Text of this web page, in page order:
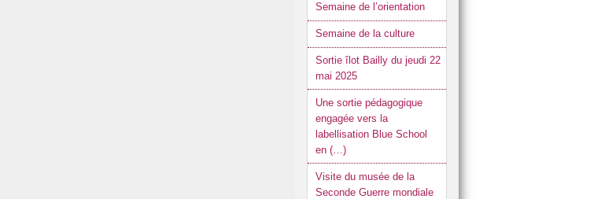
Semaine de l’orientation
Semaine de la culture
Sortie îlot Bailly du jeudi 22
mai 2025
Une sortie pédagogique
engagée vers la
labellisation Blue School
en (…)
Visite du musée de la
Seconde Guerre mondiale